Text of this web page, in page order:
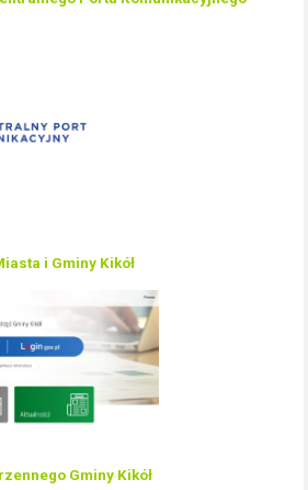
i Gminy Kikół
Gminy Kikół